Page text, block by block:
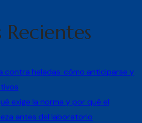
contra heladas: cómo anticiparse y
exige la norma y por qué el
antes del laboratorio